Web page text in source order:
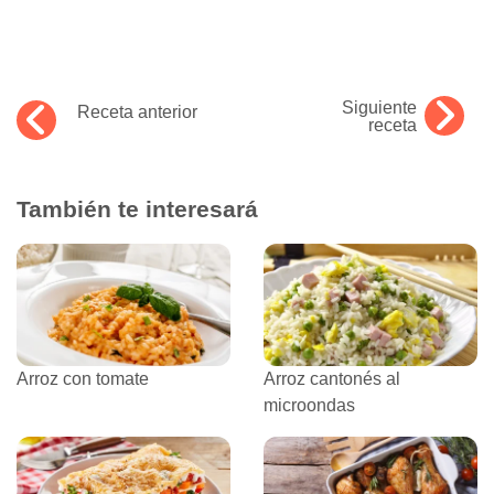
Receta anterior
Siguiente
receta
También te interesará
Arroz con tomate
Arroz cantonés al
microondas